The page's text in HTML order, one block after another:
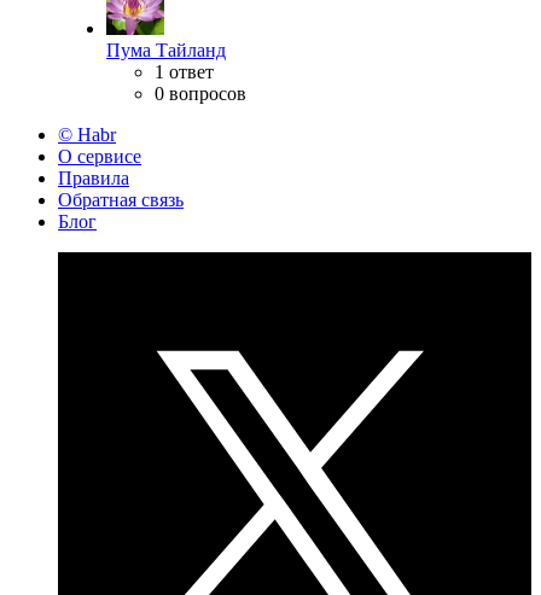
Пума Тайланд
1 ответ
0 вопросов
© Habr
О сервисе
Правила
Обратная связь
Блог